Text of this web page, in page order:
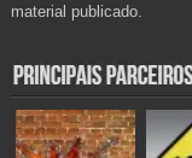
material publicado.